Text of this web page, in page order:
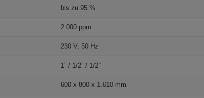
bis zu 95 %
2.000 ppm
230 V, 50 Hz
1” / 1/2” / 1/2”
600 x 800 x 1.610 mm